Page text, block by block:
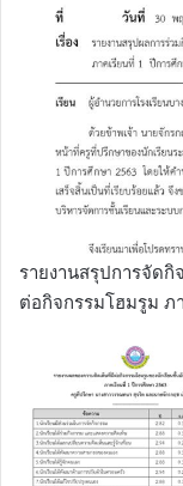
รายงานสรุปการจัด
ต่อกิจกรรมโฮมรูม ภ